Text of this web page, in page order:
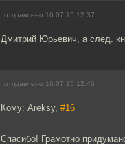
отправлено 16.07.15 12:37
Дмитрий Юрьевич, а след.
отправлено 16.07.15 12:46
Кому: Areksy, #16
Спасибо! Грамотно